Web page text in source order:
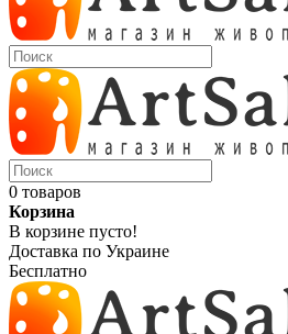
0 товаров
Корзина
В корзине пусто!
Доставка по Украине
Бесплатно